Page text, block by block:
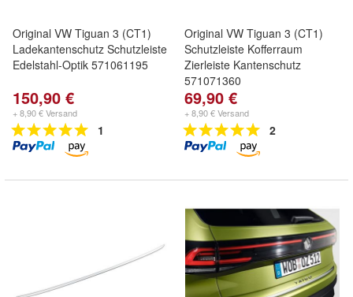
Original VW Tiguan 3 (CT1)
Ladekantenschutz Schutzleiste
Edelstahl-Optik 571061195
150,90 €
+ 8,90 € Versand
1
Original VW Tiguan 3 (CT1)
Schutzleiste Kofferraum
Zierleiste Kantenschutz
571071360
69,90 €
+ 8,90 € Versand
2